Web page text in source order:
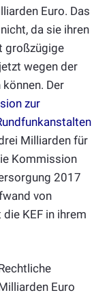
Euro. Das
da sie ihren
großzügige
wegen der
Der
zur
Milliarden für
Kommission
2017
von
KEF in ihrem
Euro